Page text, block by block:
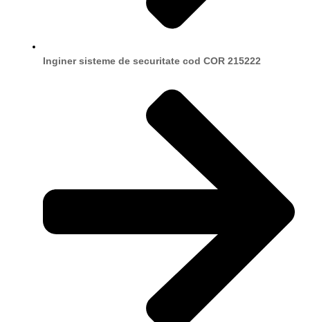
Inginer sisteme de securitate cod COR 215222